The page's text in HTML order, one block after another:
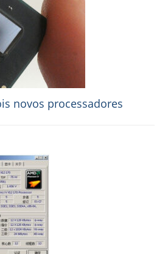
novos processadores